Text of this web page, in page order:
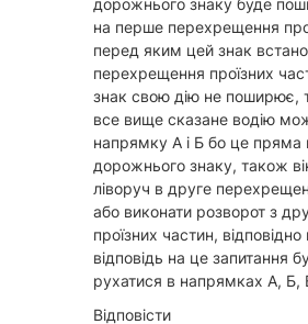
дорожнього знаку буде
на перше перехрещення
перед яким цей знак
перехрещення проїзних
знак свою дію не поширює,
все вище сказане водію
напрямку А і Б бо це пряма
дорожнього знаку, також
ліворуч в друге
або виконати розворот з
проїзних частин,
відповідь на це запитання
рухатися в напрямках А, Б,
Відповісти